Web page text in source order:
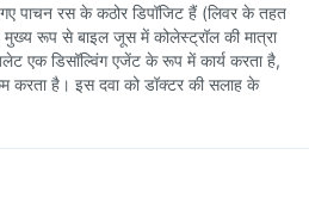
गए पाचन रस के कठोर डिपॉजिट हैं (लिवर के तहत
मुख्य रूप से बाइल जूस में कोलेस्ट्रॉल की मात्रा
एक डिसॉल्विंग एजेंट के रूप में कार्य करता है,
करता है। इस दवा को डॉक्टर की सलाह के